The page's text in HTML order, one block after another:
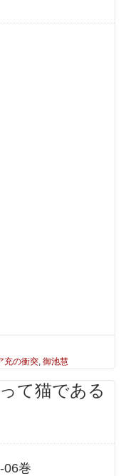
充の衝突,御池慧
て猫である
06巻